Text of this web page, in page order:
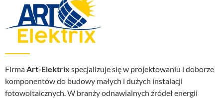
FirmaArt-Elektrix specjalizuje się w projektowaniu i doborze
komponentów do budowy małych i dużych instalacji
fotowoltaicznych. W branży odnawialnych źródeł energii